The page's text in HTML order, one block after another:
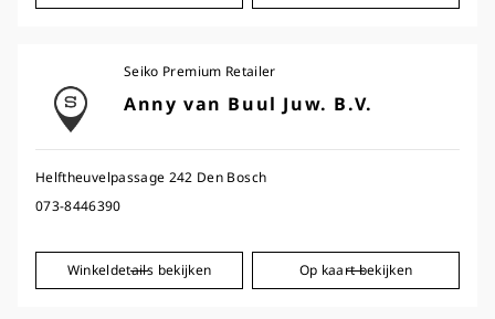
Seiko Premium Retailer
Anny van Buul Juw. B.V.
Helftheuvelpassage 242 Den Bosch
073-8446390
Winkeldetails bekijken Op kaart bekijken